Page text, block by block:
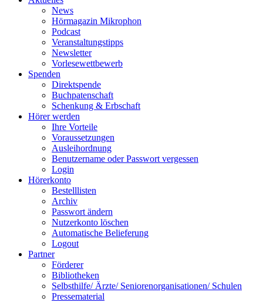
News
Hörmagazin Mikrophon
Podcast
Veranstaltungstipps
Newsletter
Vorlesewettbewerb
Spenden
Direktspende
Buchpatenschaft
Schenkung & Erbschaft
Hörer werden
Ihre Vorteile
Voraussetzungen
Ausleihordnung
Benutzername oder Passwort vergessen
Login
Hörerkonto
Bestelllisten
Archiv
Passwort ändern
Nutzerkonto löschen
Automatische Belieferung
Logout
Partner
Förderer
Bibliotheken
Selbsthilfe/ Ärzte/ Seniorenorganisationen/ Schulen
Pressematerial